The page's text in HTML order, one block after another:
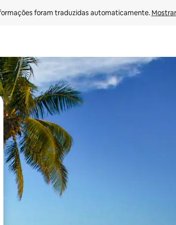
foram traduzidas automaticamente.
as teclas de seta para cima e para baixo ou explore